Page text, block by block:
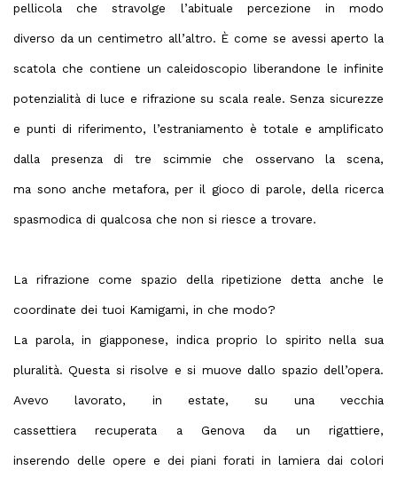
pellicola che stravolge l’abituale percezione in modo
diverso da un centimetro all’altro. È come se avessi aperto la
scatola che contiene un caleidoscopio liberandone le infinite
potenzialità di luce e rifrazione su scala reale. Senza sicurezze
e punti di riferimento, l’estraniamento è totale e amplificato
dalla presenza di tre scimmie che osservano la scena,
ma sono anche metafora, per il gioco di parole, della ricerca
spasmodica di qualcosa che non si riesce a trovare.
La rifrazione come spazio della ripetizione detta anche le
coordinate dei tuoi Kamigami, in che modo?
La parola, in giapponese, indica proprio lo spirito nella sua
pluralità. Questa si risolve e si muove dallo spazio dell’opera.
Avevo lavorato, in estate, su una vecchia
cassettiera recuperata a Genova da un rigattiere,
inserendo delle opere e dei piani forati in lamiera dai colori